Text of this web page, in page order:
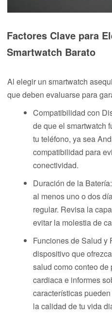
Factores Clave para
Smartwatch Barato
Al elegir un smartwatch
que deben evaluarse para
Compatibilidad con
de que el smartwatch
tu teléfono, ya sea
compatibilidad para
conectividad.
Duración de la
al menos uno o dos
regular. Revisa la
evitar la molestia de
Funciones de Salud y
dispositivo que
salud como conteo
cardiaca e informes
características
la calidad de tu vida